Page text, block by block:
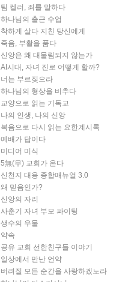
팀 켈러, 죄를 말하다
하나님의 출근 수업
착하게 살다 지친 당신에게
죽음, 부활을 품다
신앙은 왜 대물림되지 않는가
AI시대, 자녀 진로 어떻게 할까?
너는 부르짖으라
하나님의 형상을 비추다
교양으로 읽는 기독교
나의 인생, 나의 신앙
복음으로 다시 읽는 요한계시록
예배가 답이다
미디어 미식
5無(무) 교회가 온다
신천지 대응 종합매뉴얼 3.0
왜 믿음인가?
신앙의 자리
사춘기 자녀 부모 파이팅
생수의 우물
약속
공유 교회 선한친구들 이야기
일상에서 만난 언약
버려질 모든 순간을 사랑하겠노라